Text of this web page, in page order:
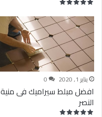
يناير 1, 2020 0
افضل مبلط سيراميك فى منية
النصر